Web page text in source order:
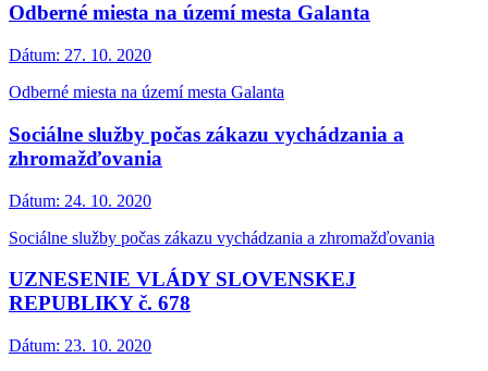
Odberné miesta na území mesta Galanta
Dátum: 27. 10. 2020
Odberné miesta na území mesta Galanta
Sociálne služby počas zákazu vychádzania a
zhromažďovania
Dátum: 24. 10. 2020
Sociálne služby počas zákazu vychádzania a zhromažďovania
UZNESENIE VLÁDY SLOVENSKEJ
REPUBLIKY č. 678
Dátum: 23. 10. 2020